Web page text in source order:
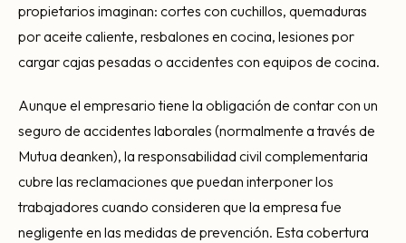
propietarios imaginan: cortes con cuchillos, quemaduras
por aceite caliente, resbalones en cocina, lesiones por
cargar cajas pesadas o accidentes con equipos de cocina.
Aunque el empresario tiene la obligación de contar con un
seguro de accidentes laborales (normalmente a través de
Mutua deanken), la responsabilidad civil complementaria
cubre las reclamaciones que puedan interponer los
trabajadores cuando consideren que la empresa fue
negligente en las medidas de prevención. Esta cobertura